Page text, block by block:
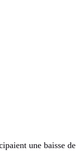
une baisse de